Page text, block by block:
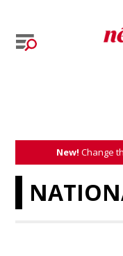
New! Change